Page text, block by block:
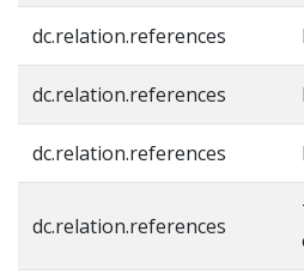
dc.relation.references
dc.relation.references
dc.relation.references
dc.relation.references